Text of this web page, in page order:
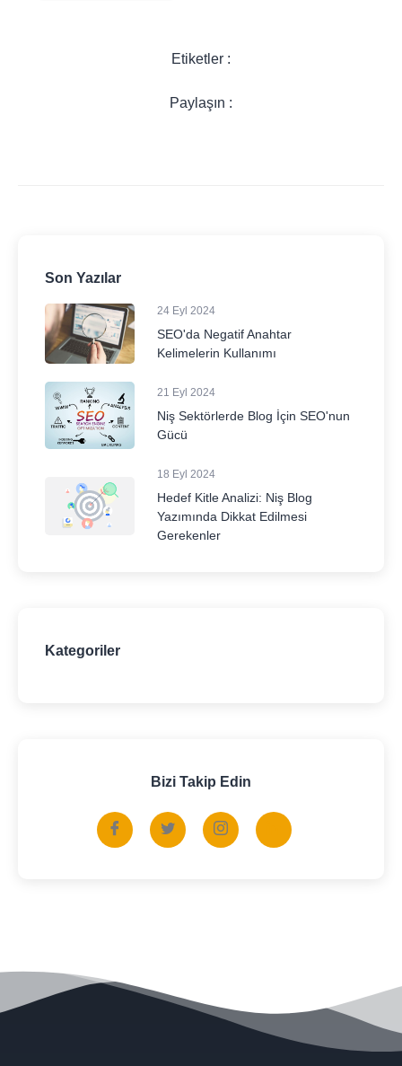
Etiketler :
Paylaşın :
Son Yazılar
24 Eyl 2024
SEO'da Negatif Anahtar
Kelimelerin Kullanımı
21 Eyl 2024
Niş Sektörlerde Blog İçin SEO'nun
Gücü
18 Eyl 2024
Hedef Kitle Analizi: Niş Blog
Yazımında Dikkat Edilmesi
Gerekenler
Kategoriler
Bizi Takip Edin